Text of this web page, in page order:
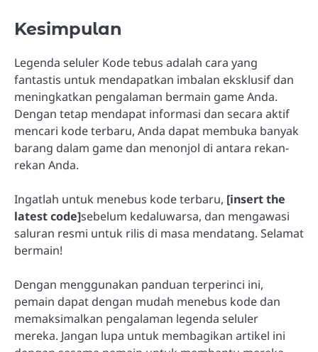
Kesimpulan
Legenda seluler Kode tebus adalah cara yang
fantastis untuk mendapatkan imbalan eksklusif dan
meningkatkan pengalaman bermain game Anda.
Dengan tetap mendapat informasi dan secara aktif
mencari kode terbaru, Anda dapat membuka banyak
barang dalam game dan menonjol di antara rekan-
rekan Anda.
Ingatlah untuk menebus kode terbaru, [insert the
latest code]sebelum kedaluwarsa, dan mengawasi
saluran resmi untuk rilis di masa mendatang. Selamat
bermain!
Dengan menggunakan panduan terperinci ini,
pemain dapat dengan mudah menebus kode dan
memaksimalkan pengalaman legenda seluler
mereka. Jangan lupa untuk membagikan artikel ini